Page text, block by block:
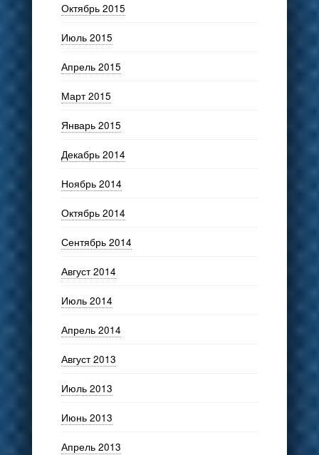
Октябрь 2015
Июль 2015
Апрель 2015
Март 2015
Январь 2015
Декабрь 2014
Ноябрь 2014
Октябрь 2014
Сентябрь 2014
Август 2014
Июль 2014
Апрель 2014
Август 2013
Июль 2013
Июнь 2013
Апрель 2013